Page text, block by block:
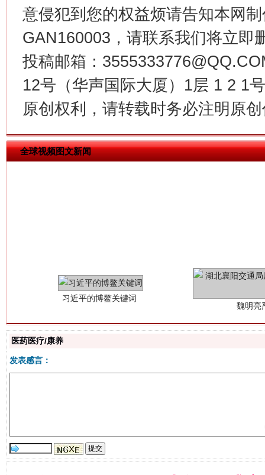
意侵犯到您的权益烦请告知本网
GAN160003，请联系我们将立即
投稿邮箱：
12号（华声国际大厦）1层 1 2 1
原创权利，请转载时务必注明原
全球视频图文新闻
在谋一域中谋全局
今
医药医疗/康养
发表感言：